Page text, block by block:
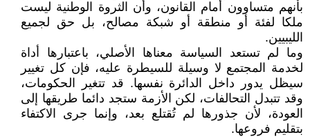
بأنهم متساوون أمام القانون، وأن الثروة الوطنية ليست
ملكا لفئة أو منطقة أو شبكة مصالح، بل حق لجميع
الليبيين.
وما لم تستعد السياسة معناها الأصلي، باعتبارها أداة
لخدمة المجتمع لا وسيلة للسيطرة عليه، فإن كل تغيير
سيظل يدور داخل الدائرة نفسها. قد تتغير الحكومات،
وقد تتبدل التحالفات، لكن الأزمة ستجد دائما طريقها إلى
العودة، لأن جذورها لم تُقتلع بعد، وإنما جرى الاكتفاء
بتقليم فروعها.